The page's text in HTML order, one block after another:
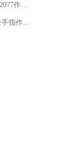
赛博朋克2077作弊码大全 赛博朋克2077作弊码分享
switch最终幻想水晶编年史复刻版金手指作弊代码大